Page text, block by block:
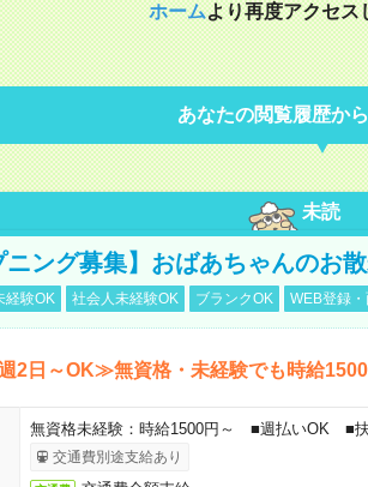
ホームより再度アクセス
あなたの閲覧履歴か
未読
ニング募集】おばあちゃんのお
経験OK 社会人未経験OK ブランクOK WEB登録
2日～OK≫無資格・未経験でも時給1500
無資格未経験：時給1500円～ ■週払いOK ■
交通費別途支給あり